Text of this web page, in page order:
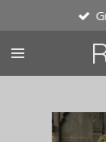
direct
naar